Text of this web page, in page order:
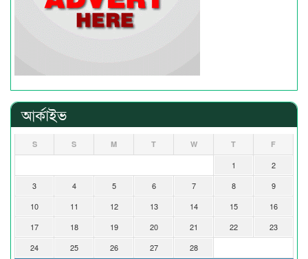
আর্কাইভ
S S M T W T F
1
2
3
4 5 6 7 8
9
10
11 12 13 14 15
16
17
18 19 20 21 22
23
24
25 26 27 28